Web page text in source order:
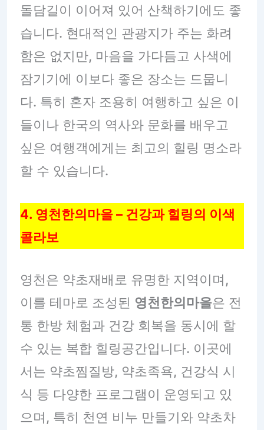
돌담길이 이어져 있어 산책하기에도 좋
습니다. 현대적인 관광지가 주는 화려
함은 없지만, 마음을 가다듬고 사색에
잠기기에 이보다 좋은 장소는 드뭅니
다. 특히 혼자 조용히 여행하고 싶은 이
들이나 한국의 역사와 문화를 배우고
싶은 여행객에게는 최고의 힐링 명소라
할 수 있습니다.
4. 영천한의마을 – 건강과 힐링의 이색
콜라보
영천은 약초재배로 유명한 지역이며,
이를 테마로 조성된 영천한의마을은 전
통 한방 체험과 건강 회복을 동시에 할
수 있는 복합 힐링공간입니다. 이곳에
서는 약초찜질방, 약초족욕, 건강식 시
식 등 다양한 프로그램이 운영되고 있
으며, 특히 천연 비누 만들기와 약초차